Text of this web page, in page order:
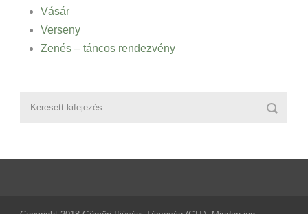
Vásár
Verseny
Zenés – táncos rendezvény